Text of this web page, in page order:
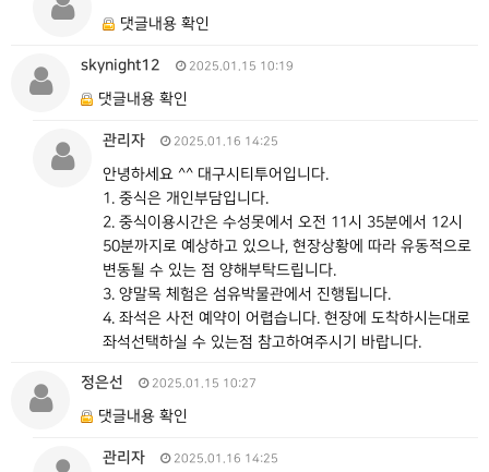
댓글내용 확인
skynight12 2025.01.15 10:19
댓글내용 확인
관리자 2025.01.16 14:25
안녕하세요 ^^ 대구시티투어입니다.
1. 중식은 개인부담입니다.
2. 중식이용시간은 수성못에서 오전 11시 35분에서 12시
50분까지로 예상하고 있으나, 현장상황에 따라 유동적으로
변동될 수 있는 점 양해부탁드립니다.
3. 양말목 체험은 섬유박물관에서 진행됩니다.
4. 좌석은 사전 예약이 어렵습니다. 현장에 도착하시는대로
좌석선택하실 수 있는점 참고하여주시기 바랍니다.
정은선 2025.01.15 10:27
댓글내용 확인
관리자 2025.01.16 14:25